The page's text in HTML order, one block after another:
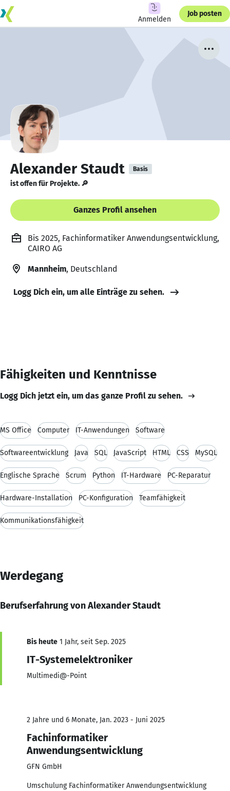
Anmelden
Job posten
Alexander Staudt Basis
ist offen für Projekte. 🔎
Ganzes Profil ansehen
Bis 2025, Fachinformatiker Anwendungsentwicklung,
CAIRO AG
Mannheim, Deutschland
Logg Dich ein, um alle Einträge zu sehen.
Fähigkeiten und Kenntnisse
Logg Dich jetzt ein, um das ganze Profil zu sehen.
MS Office Computer IT-Anwendungen Software
Softwareentwicklung Java SQL JavaScript HTML CSS MySQL
Englische Sprache Scrum Python IT-Hardware PC-Reparatur
Hardware-Installation PC-Konfiguration Teamfähigkeit
Kommunikationsfähigkeit
Werdegang
Berufserfahrung von Alexander Staudt
Bis heute 1 Jahr, seit Sep. 2025
IT-Systemelektroniker
Multimedi@-Point
2 Jahre und 6 Monate, Jan. 2023 - Juni 2025
Fachinformatiker
Anwendungsentwicklung
GFN GmbH
Umschulung Fachinformatiker Anwendungsentwicklung